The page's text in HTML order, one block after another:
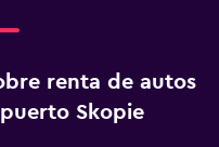
renta de autos
Skopie